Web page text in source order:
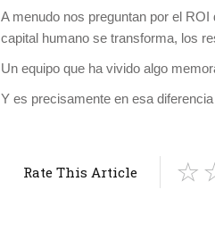
A menudo nos preguntan por el
capital humano se transforma, los
Un equipo que ha vivido algo
Y es precisamente en esa
Rate This Article